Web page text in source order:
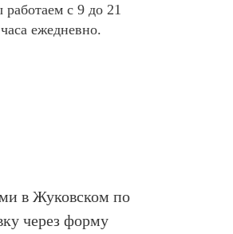
с 9 до 21
часа ежедневно.
в Жуковском по
через форму